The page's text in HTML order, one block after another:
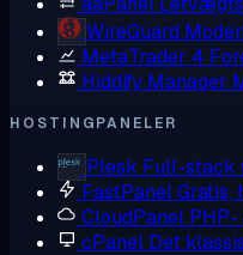
WireGuard
MetaTrader 4
Hiddify Manager
HOSTINGPANELER
Plesk Full-stack
FastPanelGratis,
CloudPanel PHP-
cPanel Det